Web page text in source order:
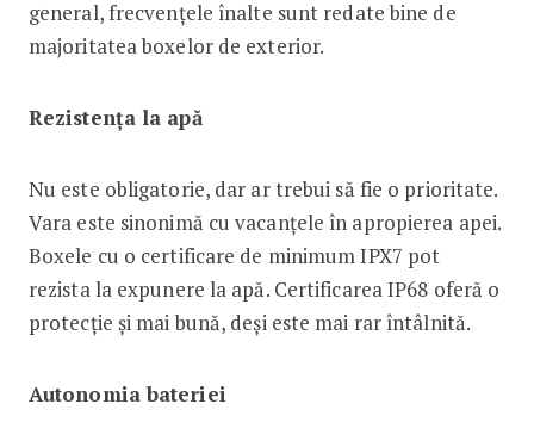
general, frecvențele înalte sunt redate bine de
majoritatea boxelor de exterior.
Rezistența la apă
Nu este obligatorie, dar ar trebui să fie o prioritate.
Vara este sinonimă cu vacanțele în apropierea apei.
Boxele cu o certificare de minimum IPX7 pot
rezista la expunere la apă. Certificarea IP68 oferă o
protecție și mai bună, deși este mai rar întâlnită.
Autonomia bateriei